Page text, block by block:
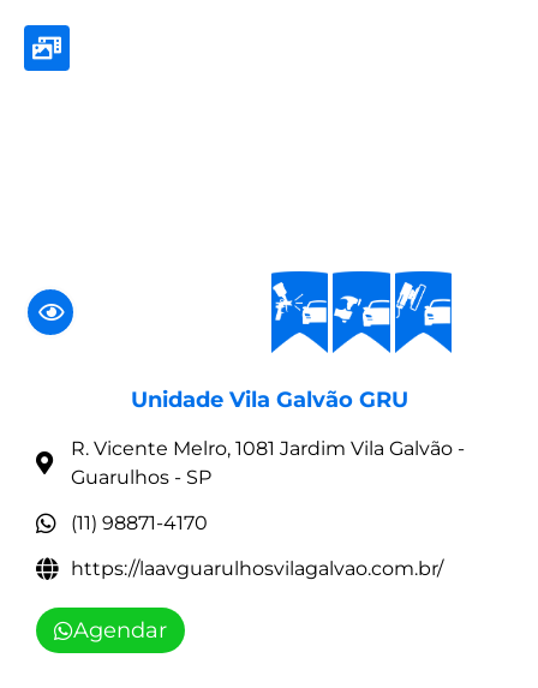
Unidade Vila Galvão GRU
R. Vicente Melro, 1081 Jardim Vila Galvão -
Guarulhos - SP
(11) 98871-4170
https://laavguarulhosvilagalvao.com.br/
Agendar